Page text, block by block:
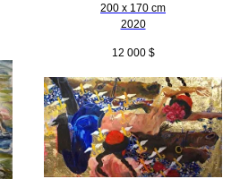
200 x 170 cm
2020
12 000 $